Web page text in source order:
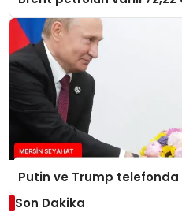
Putin ve Trump
Son Dakika